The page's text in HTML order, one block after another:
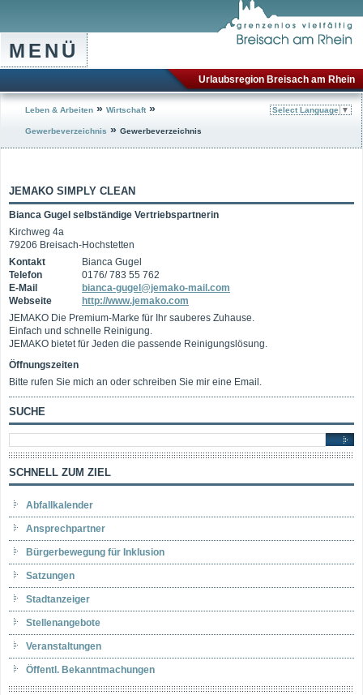
MENÜ
Urlaubsregion Breisach am Rhein
Leben & Arbeiten » Wirtschaft »
Gewerbeverzeichnis » Gewerbeverzeichnis
Select Language ▼
JEMAKO SIMPLY CLEAN
Bianca Gugel selbständige Vertriebspartnerin
Kirchweg 4a
79206 Breisach-Hochstetten
Kontakt
Bianca Gugel
Telefon
0176/ 783 55 762
E-Mail
bianca-gugel@jemako-mail.com
Webseite
http://www.jemako.com
JEMAKO Die Premium-Marke für Ihr sauberes Zuhause.
Einfach und schnelle Reinigung.
JEMAKO bietet für Jeden die passende Reinigungslösung.
Öffnungszeiten
Bitte rufen Sie mich an oder schreiben Sie mir eine Email.
SUCHE
SCHNELL ZUM ZIEL
Abfallkalender
Ansprechpartner
Bürgerbewegung für Inklusion
Satzungen
Stadtanzeiger
Stellenangebote
Veranstaltungen
Öffentl. Bekanntmachungen